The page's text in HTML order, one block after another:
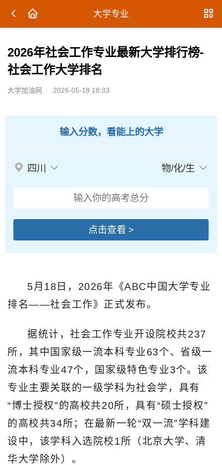
大学专业
2026年社会工作专业最新大学排行榜-
社会工作大学排名
大学加油网 2026-05-18 18:33
输入分数，看能上的大学
四川 物/化/生
点击查看 >
5月18日，2026年《ABC中国大学专业
排名——社会工作》正式发布。
据统计，社会工作专业开设院校共237
所，其中国家级一流本科专业63个、省级一
流本科专业47个，国家级特色专业3个。该
专业主要关联的一级学科为社会学，具有
“博士授权”的高校共20所，具有“硕士授权”
的高校共34所；在最新一轮“双一流”学科建
设中，该学科入选院校1所（北京大学、清
华大学除外）。